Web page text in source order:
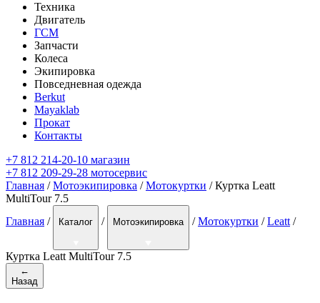
Техника
Двигатель
ГСМ
Запчасти
Колеса
Экипировка
Повседневная одежда
Berkut
Mayaklab
Прокат
Контакты
+7 812 214-20-10 магазин
+7 812 209-29-28 мотосервис
Главная /Мотоэкипировка /Мотокуртки / Куртка Leatt
MultiTour 7.5
Главная / Каталог / Мотоэкипировка / Мотокуртки / Leatt /
Куртка Leatt MultiTour 7.5
←
Назад